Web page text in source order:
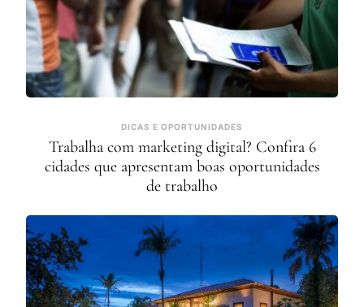
DICAS E OPORTUNIDADES
Trabalha com marketing digital? Confira 6
cidades que apresentam boas oportunidades
de trabalho